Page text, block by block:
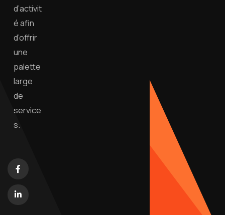
d’activit
é afin
d’offrir
une
palette
large
de
service
s.